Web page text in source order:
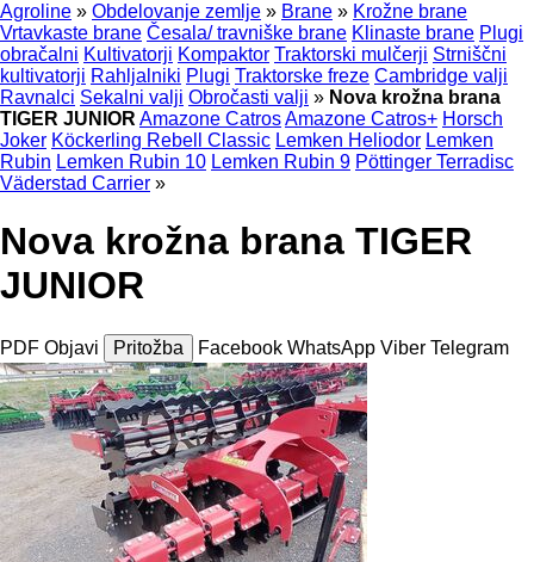
Agroline » Obdelovanje zemlje » Brane » Krožne brane
Vrtavkaste brane Česala/ travniške brane Klinaste brane Plugi
obračalni Kultivatorji Kompaktor Traktorski mulčerji Strniščni
kultivatorji Rahljalniki Plugi Traktorske freze Cambridge valji
Ravnalci Sekalni valji Obročasti valji » Nova krožna brana
TIGER JUNIOR Amazone CatrosAmazone Catros+ Horsch
Joker Köckerling Rebell Classic Lemken Heliodor Lemken
Rubin Lemken Rubin 10 Lemken Rubin 9 Pöttinger Terradisc
Väderstad Carrier »
Nova krožna brana TIGER
JUNIOR
PDF Objavi Pritožba Facebook WhatsApp Viber Telegram